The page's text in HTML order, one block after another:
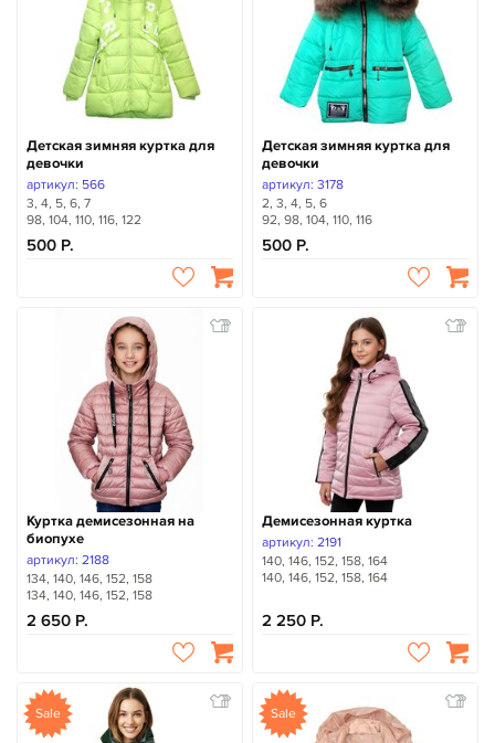
Детская зимняя куртка для
девочки
артикул: 566
3, 4, 5, 6, 7
98, 104, 110, 116, 122
500
Детская зимняя куртка для
девочки
артикул: 3178
2, 3, 4, 5, 6
92, 98, 104, 110, 116
500
Куртка демисезонная на
биопухе
артикул: 2188
134, 140, 146, 152, 158
134, 140, 146, 152, 158
2 650
Демисезонная куртка
артикул: 2191
140, 146, 152, 158, 164
140, 146, 152, 158, 164
2 250
Sale Sale